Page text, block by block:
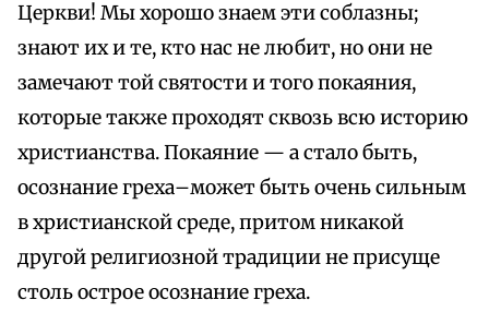
Церкви! Мы хорошо знаем эти соблазны;
знают их и те, кто нас не любит, но они не
замечают той святости и того покаяния,
которые также проходят сквозь всю историю
христианства. Покаяние — а стало быть,
осознание греха–может быть очень сильным
в христианской среде, притом никакой
другой религиозной традиции не присуще
столь острое осознание греха.